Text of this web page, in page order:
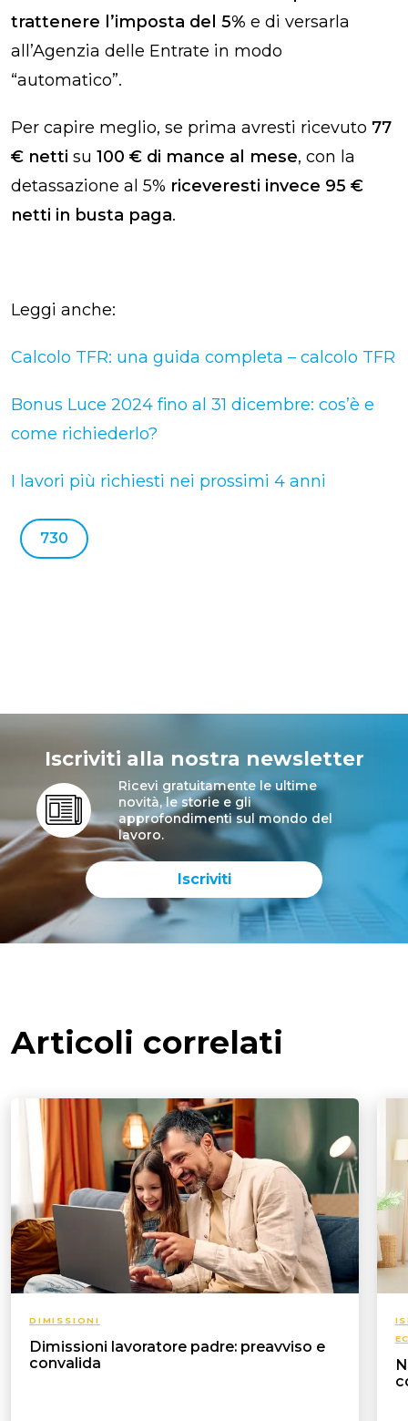
trattenere l’imposta del 5% e di versarla
all’Agenzia delle Entrate in modo
“automatico”.
Per capire meglio, se prima avresti ricevuto 77
€ netti su 100 € di mance al mese, con la
detassazione al 5% riceveresti invece 95 €
netti in busta paga.
Leggi anche:
Calcolo TFR: una guida completa – calcolo TFR
Bonus Luce 2024 fino al 31 dicembre: cos’è e
come richiederlo?
I lavori più richiesti nei prossimi 4 anni
730
Iscriviti alla nostra newsletter
Ricevi gratuitamente le ultime
novità, le storie e gli
approfondimenti sul mondo del
lavoro.
Iscriviti
Articoli correlati
DIMISSIONI
Dimissioni lavoratore padre: preavviso e
convalida